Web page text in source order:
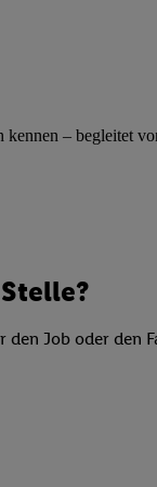
– begleitet
Job oder den
Informationen,
von Profilen